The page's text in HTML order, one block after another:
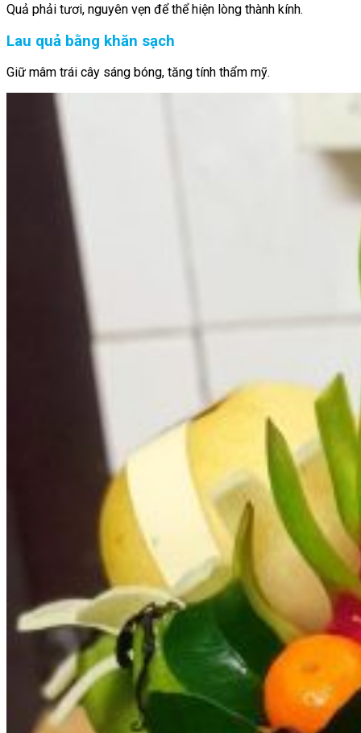
Quả phải tươi, nguyên vẹn để thể hiện lòng thành kính.
Lau quả bằng khăn sạch
Giữ mâm trái cây sáng bóng, tăng tính thẩm mỹ.